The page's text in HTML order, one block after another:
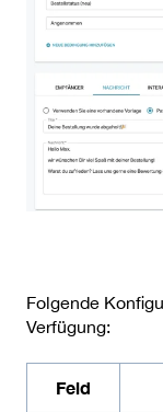
Folgende
Verfügung:
Feld